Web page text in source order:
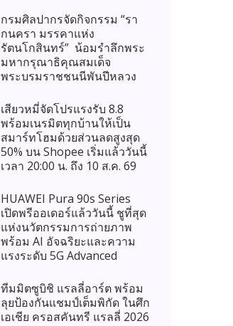
กรมศิลปากรจัดกิจกรรม “รา
กนครา มรรคาแห่ง
รัตนโกสินทร์” น้อมรำลึกพระ
มหากรุณาธิคุณสมเด็จ
พระบรมราชชนนีพันปีหลวง
เสียวหมี่จัดโปรแรงรับ 8.8
พร้อมเนรมิตทุกบ้านให้เป็น
สมาร์ทโฮมด้วยส่วนลดสูงสุด
50% บน Shopee เริ่มแล้ววันนี้
เวลา 20:00 น. ถึง 10 ส.ค. 69
HUAWEI Pura 90s Series
เปิดพรีออเดอร์แล้ววันนี้ ชูที่สุด
แห่งนวัตกรรมการถ่ายภาพ
พร้อม AI อัจฉริยะและความ
แรงระดับ 5G Advanced
ทีมมิตซูบิชิ แรลลี่อาร์ต พร้อม
ลุยป้องกันแชมป์เต็มพิกัด ในศึก
เอเชีย ครอสคันทรี แรลลี่ 2026